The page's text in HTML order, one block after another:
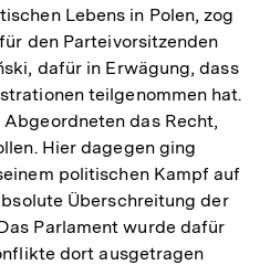
Lebens in Polen, zog
den Parteivorsitzenden
dafür in Erwägung, dass
teilgenommen hat.
das Recht,
Hier dagegen ging
politischen Kampf auf
Überschreitung der
Parlament wurde dafür
dort ausgetragen